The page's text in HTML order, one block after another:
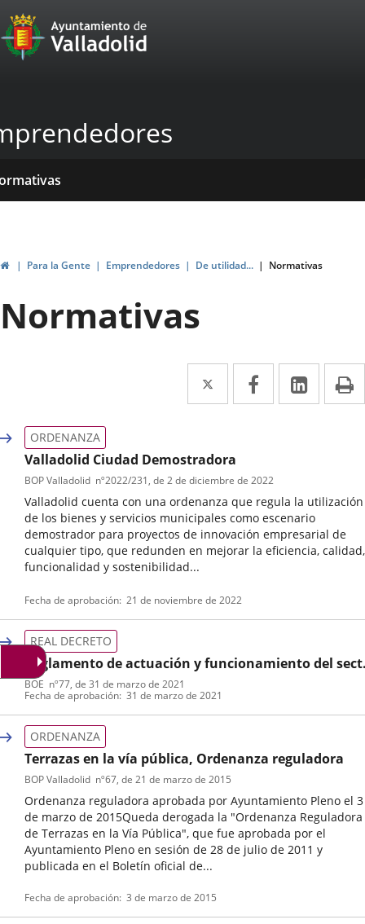
Portal
Web
Ayuntamiento
de
Valladolid
HomePara la Gente Emprendedores De utilidad... Normativas
Normativas
Twitter
Enlace
a
aplicación
externa.
Facebook
Enlace
a
externa.
Enlace
a
Valladolid Ciudad Demostradora
Valladolid cuenta con una ordenanza que regula la utilización
de los bienes y servicios municipales como escenario
demostrador para proyectos de innovación empresarial de
cualquier tipo, que redunden en mejorar la eficiencia, calidad,
funcionalidad y sostenibilidad...
de
normativa
ORDENANZA
boletin
BOP Valladolid nº2022/231, de 2 de diciembre de 2022
Fecha de aprobación 21 de noviembre de 2022
Reglamento de actuación y funcionamiento del
público por medios electrónicos
Tipo
de
normativa
REAL DECRETO
Referencia
boletin
BOE nº77, de 31 de marzo de 2021
Fecha de aprobación 31 de marzo de 2021
Terrazas en la vía pública, Ordenanza reguladora
Ordenanza reguladora aprobada por Ayuntamiento Pleno el 3
de marzo de 2015Queda derogada la "Ordenanza Reguladora
de Terrazas en la Vía Pública", que fue aprobada por el
Ayuntamiento Pleno en sesión de 28 de julio de 2011 y
publicada en el Boletín oficial de...
de
normativa
ORDENANZA
boletin
BOP Valladolid nº67, de 21 de marzo de 2015
Fecha de aprobación 3 de marzo de 2015